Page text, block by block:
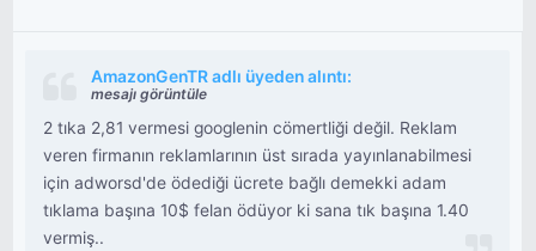
AmazonGenTR adlı üyeden alıntı:
mesajı görüntüle
2 tıka 2,81 vermesi googlenin cömertliği değil. Reklam
veren firmanın reklamlarının üst sırada yayınlanabilmesi
için adworsd'de ödediği ücrete bağlı demekki adam
tıklama başına 10$ felan ödüyor ki sana tık başına 1.40
vermiş..